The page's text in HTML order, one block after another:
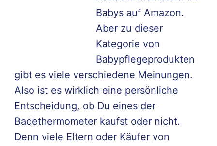
Babys auf Amazon.
Aber zu dieser
Kategorie von
Babypflegeprodukten
gibt es viele verschiedene Meinungen.
Also ist es wirklich eine persönliche
Entscheidung, ob Du eines der
Badethermometer kaufst oder nicht.
Denn viele Eltern oder Käufer von